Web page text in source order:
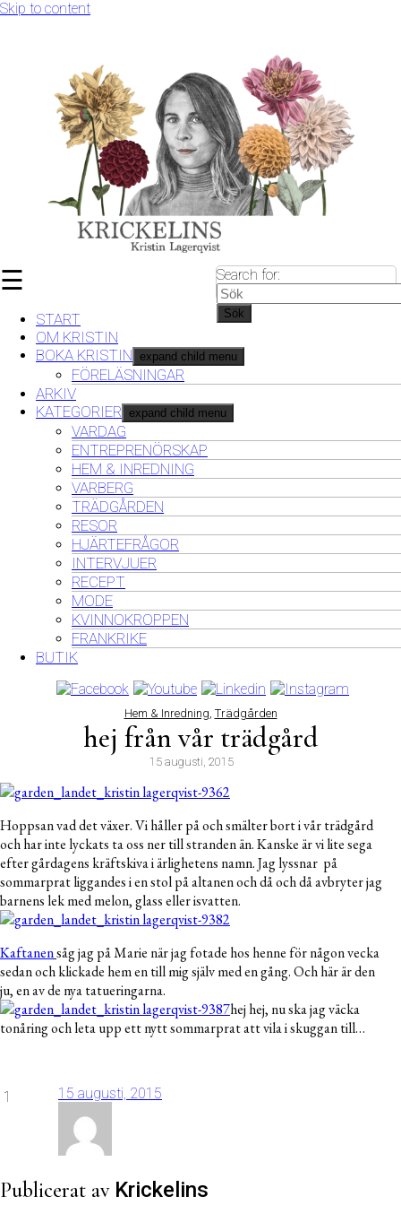
Skip to content
☰
START
OM KRISTIN
BOKA KRISTIN
expand child menu
FÖRELÄSNINGAR
ARKIV
KATEGORIER
expand child menu
VARDAG
ENTREPRENÖRSKAP
HEM & INREDNING
VARBERG
TRÄDGÅRDEN
RESOR
HJÄRTEFRÅGOR
INTERVJUER
RECEPT
MODE
KVINNOKROPPEN
FRANKRIKE
BUTIK
Search for:
Sök
Hem & Inredning, Trädgården
hej från vår trädgård
15 augusti, 2015
Hoppsan vad det växer. Vi håller på och smälter bort i vår trädgård
och har inte lyckats ta oss ner till stranden än. Kanske är vi lite sega
efter gårdagens kräftskiva i ärlighetens namn. Jag lyssnar på
sommarprat liggandes i en stol på altanen och då och då avbryter jag
barnens lek med melon, glass eller isvatten.
Kaftanensåg jag på Marie när jag fotade hos henne för någon vecka
sedan och klickade hem en till mig själv med en gång. Och här är den
ju, en av de nya tatueringarna.
hej hej, nu ska jag väcka
tonåring och leta upp ett nytt sommarprat att vila i skuggan till…
1 15 augusti, 2015
Publicerat av Krickelins